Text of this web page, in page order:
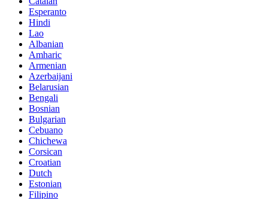
Esperanto
Hindi
Lao
Albanian
Amharic
Armenian
Azerbaijani
Belarusian
Bengali
Bosnian
Bulgarian
Cebuano
Chichewa
Corsican
Croatian
Dutch
Estonian
Filipino